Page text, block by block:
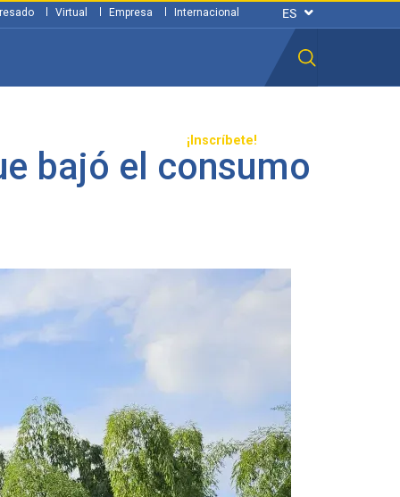
¡Inscríbete!
Virtual Empresa Internacional
bajó el consumo